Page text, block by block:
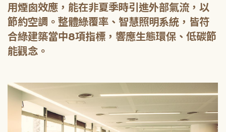
用煙囪效應，能在非夏季時引進外部氣流，以
節約空調。整體綠覆率、智慧照明系統，皆符
合綠建築當中8項指標，響應生態環保、低碳節
能觀念。